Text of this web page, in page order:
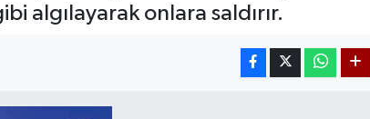
algılayarak onlara saldırır.